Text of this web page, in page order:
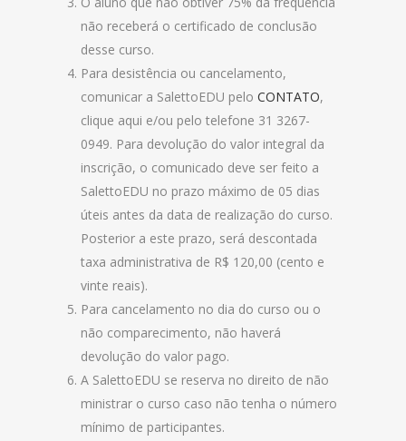
não receberá o certificado de conclusão
desse curso.
Para desistência ou cancelamento,
comunicar a SalettoEDU pelo CONTATO,
clique aqui e/ou pelo telefone 31 3267-
0949. Para devolução do valor integral da
inscrição, o comunicado deve ser feito a
SalettoEDU no prazo máximo de 05 dias
úteis antes da data de realização do curso.
Posterior a este prazo, será descontada
taxa administrativa de R$ 120,00 (cento e
vinte reais).
Para cancelamento no dia do curso ou o
não comparecimento, não haverá
devolução do valor pago.
A SalettoEDU se reserva no direito de não
ministrar o curso caso não tenha o número
mínimo de participantes.